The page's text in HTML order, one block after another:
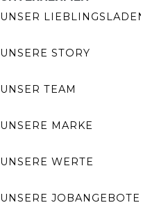
UNSER
UNSERE STORY
UNSER TEAM
UNSERE MARKE
UNSERE WERTE
UNSERE JOBANGEBOTE